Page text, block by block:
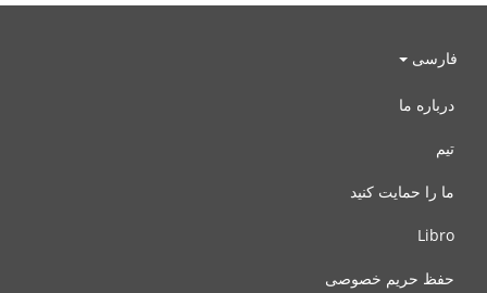
فارسی
درباره ما
تیم
ما را حمایت کنید
Libro
حفظ حریم خصوصی